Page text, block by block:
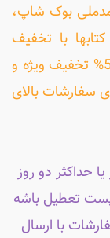
بوک شاپ،
با تخفیف
انجام می شود و کلیه کتاب ها تا سقف 50% تخفیف ویژه و
سفارشات بالای
حداکثر دو روز
تعطیل باشه
با ارسال